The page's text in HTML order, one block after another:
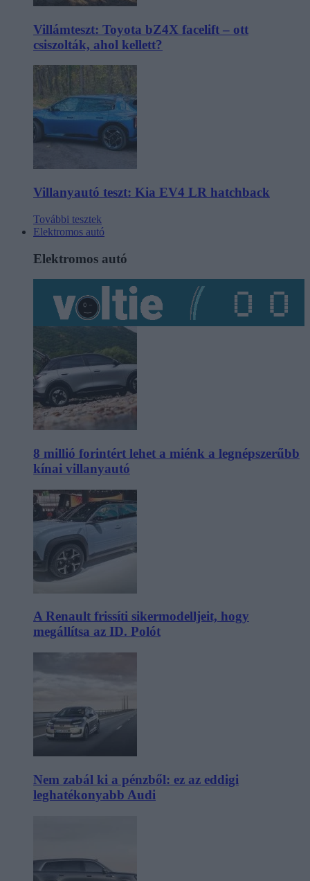
Villámteszt: Toyota bZ4X facelift – ott
csiszolták, ahol kellett?
Villanyautó teszt: Kia EV4 LR hatchback
További tesztek
Elektromos autó
Elektromos autó
8 millió forintért lehet a miénk a legnépszerűbb
kínai villanyautó
A Renault frissíti sikermodelljeit, hogy
megállítsa az ID. Polót
Nem zabál ki a pénzből: ez az eddigi
leghatékonyabb Audi